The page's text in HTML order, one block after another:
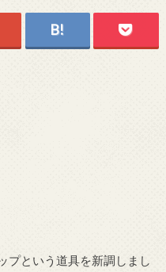
プという道具を新調しまし